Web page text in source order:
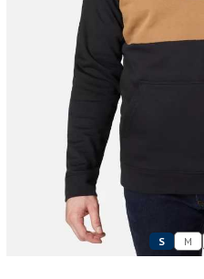
S M